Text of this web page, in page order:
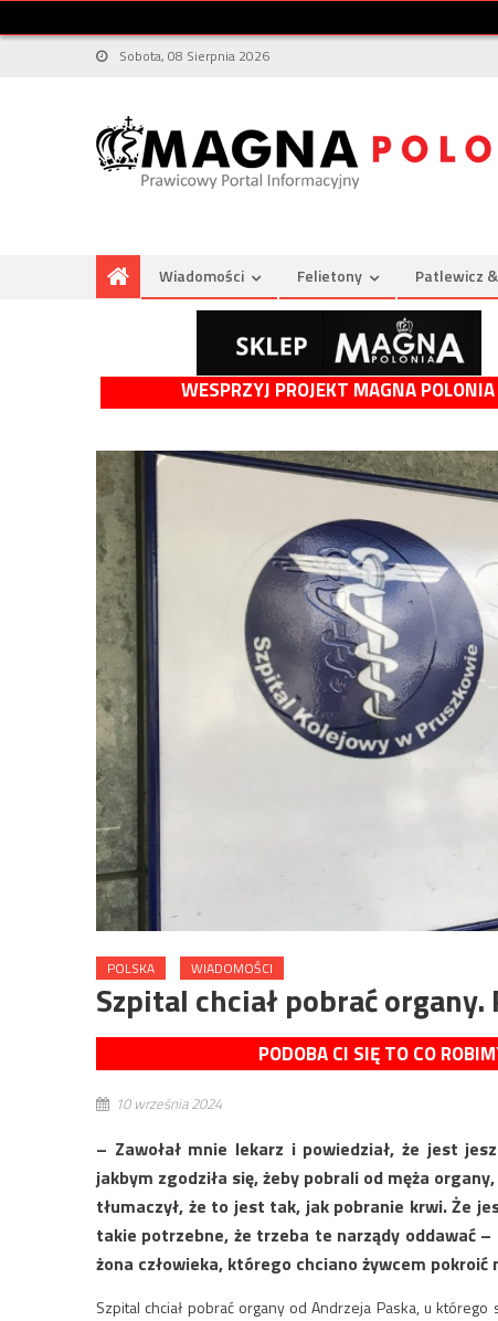
Sobota, 08 Sierpnia 2026
Wiadomości Felietony Patlewicz
WESPRZYJ PROJEKT MAGNA POLONIA
POLSKA WIADOMOŚCI
Szpital chciał pobrać
PODOBA CI SIĘ TO CO
10 września 2024
– Zawołał mnie lekarz i powiedział, że jest
jakbym zgodziła się, żeby pobrali od męża
tłumaczył, że to jest tak, jak pobranie krwi. Że
takie potrzebne, że trzeba te narządy oddawać –
żona człowieka, którego chciano żywcem pokroić
Szpital chciał pobrać organy od Andrzeja Paska, u